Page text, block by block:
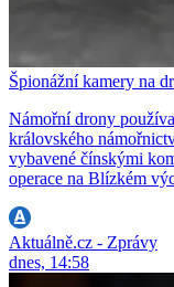
Špionážní kamery na
Námořní drony
královského
vybavené čínskými
operace na Blízkém
Aktuálně.cz - Zprávy
dnes, 14:58